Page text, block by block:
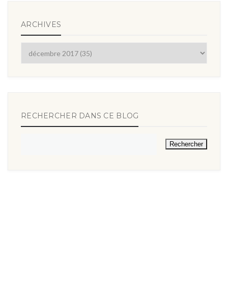
ARCHIVES
RECHERCHER DANS CE BLOG